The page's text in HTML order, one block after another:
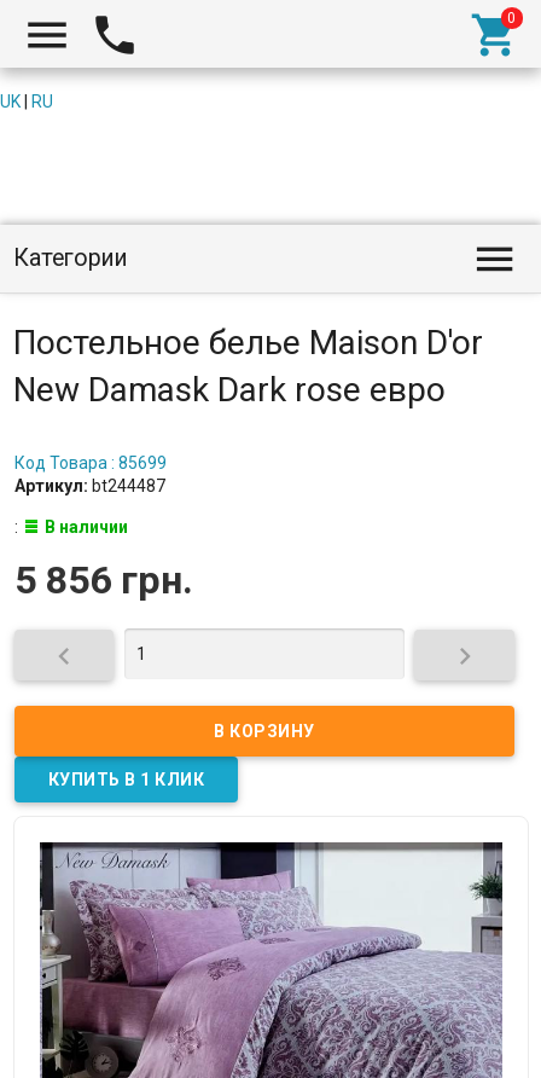
  
UK RU
Категории 
Постельное белье Maison D'or
New Damask Dark rose евро
Код Товара : 85699
Артикул: bt244487
: В наличии
5 856 грн.
 